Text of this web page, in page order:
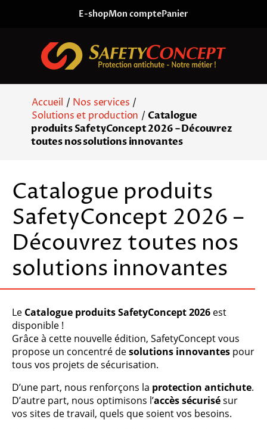
E-shopMon comptePanier
Accueil / Nos services /
Solutions et production / Catalogue
produits SafetyConcept 2026 – Découvrez
toutes nos solutions innovantes
Catalogue produits
SafetyConcept 2026 –
Découvrez toutes nos
solutions innovantes
Le Catalogue produits SafetyConcept 2026 est
disponible !
Grâce à cette nouvelle édition, SafetyConcept vous
propose un concentré desolutions innovantes pour
tous vos projets de sécurisation.
D’une part, nous renforçons la protection antichute.
D’autre part, nous optimisons l’accès sécurisésur
vos sites de travail, quels que soient vos besoins.